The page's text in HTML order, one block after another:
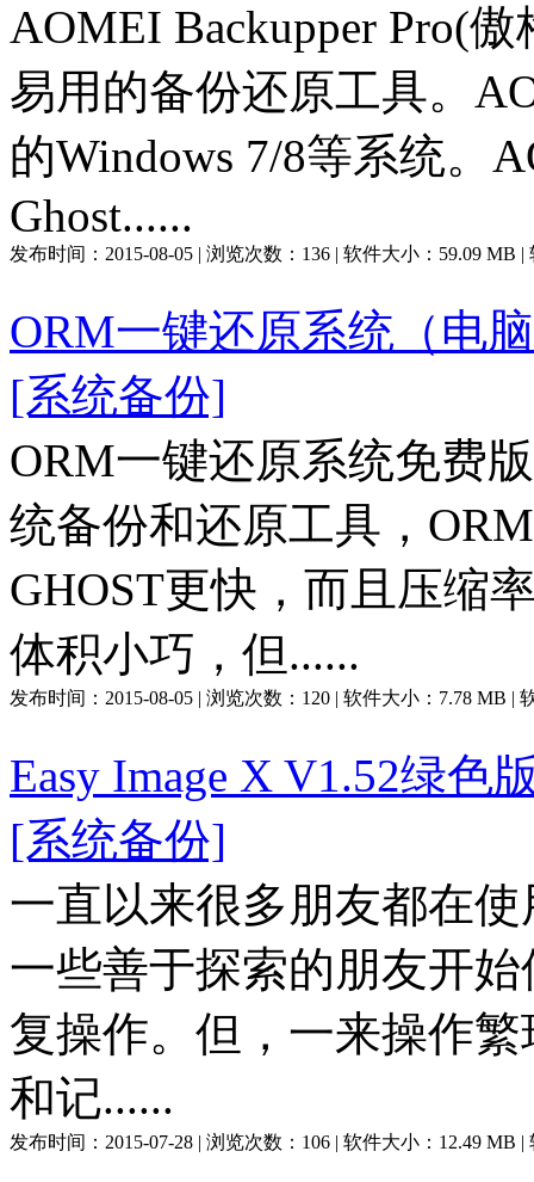
AOMEI Backupper Pro(
易用的备份还原工具。
的Windows 7/8等系统。
Ghost......
发布时间： 2015-08-05 | 浏览次数： 136 | 软件大小： 59.09 MB |
ORM一键还原系统（电
[系统备份]
ORM一键还原系统免费
统备份和还原工具，
GHOST更快，而且压缩
体积小巧，但......
发布时间： 2015-08-05 | 浏览次数： 120 | 软件大小： 7.78 MB |
Easy Image X V1.52绿色
[系统备份]
一直以来很多朋友都在
一些善于探索的朋友开
复操作。但，一来操作
和记......
发布时间： 2015-07-28 | 浏览次数： 106 | 软件大小： 12.49 MB |